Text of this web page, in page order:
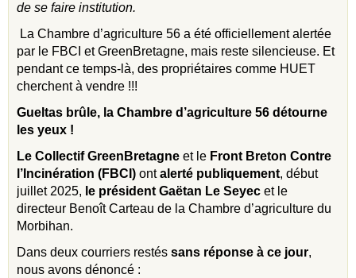
de se faire institution.
La Chambre d’agriculture 56 a été officiellement alertée
par le FBCI et GreenBretagne, mais reste silencieuse. Et
pendant ce temps-là, des propriétaires comme HUET
cherchent à vendre !!!
Gueltas brûle, la Chambre d’agriculture 56 détourne
les yeux !
Le Collectif GreenBretagne et le Front Breton Contre
l’Incinération (FBCI) ontalerté publiquement, début
juillet 2025, le président Gaëtan Le Seyec et le
directeur Benoît Carteau de la Chambre d’agriculture du
Morbihan.
Dans deux courriers restés sans réponse à ce jour,
nous avons dénoncé :